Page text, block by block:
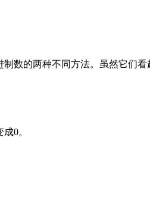
制数的两种不同方法。虽然它们
0。